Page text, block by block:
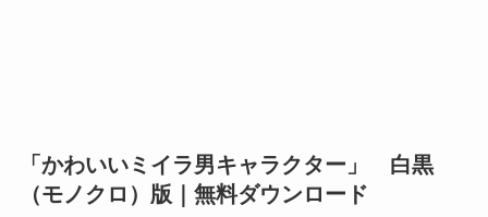
「かわいいミイラ男キャラクター」 白黒
（モノクロ）版｜無料ダウンロード